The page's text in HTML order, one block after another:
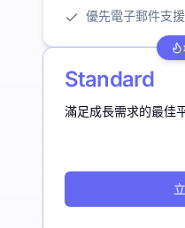
優先電子郵件支援
Standard
滿足成長需求的最佳